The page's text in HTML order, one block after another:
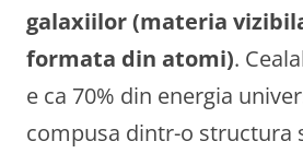
galaxiilor (materia
formata din atomi).
e ca 70% din energia
compusa dintr-o structura